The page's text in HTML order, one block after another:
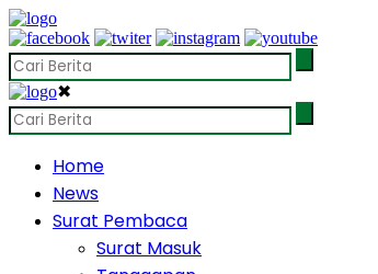
✖
Home
News
Surat Pembaca
Surat Masuk